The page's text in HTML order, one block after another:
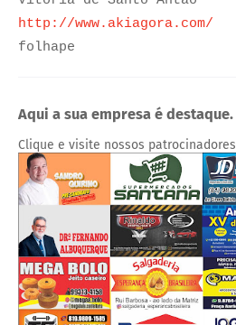
http://www.akiagora.com/
folhape
Aqui a sua empresa é destaque.
Clique e visite nossos patrocinadores